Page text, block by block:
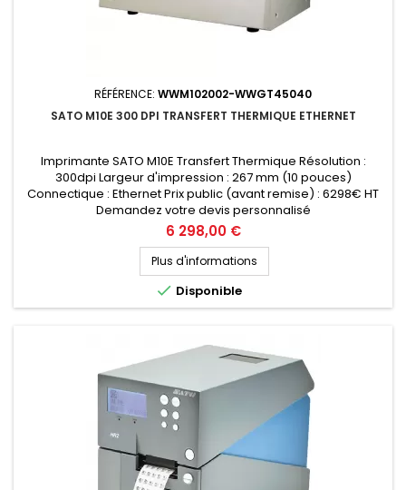
RÉFÉRENCE: WWM102002-WWGT45040
SATO M10E 300 DPI TRANSFERT THERMIQUE ETHERNET
Imprimante SATO M10E Transfert Thermique Résolution :
300dpi Largeur d'impression : 267 mm (10 pouces)
Connectique : Ethernet Prix public (avant remise) : 6298€ HT
Demandez votre devis personnalisé
Prix
6 298,00 €
Plus d'informations
 Disponible